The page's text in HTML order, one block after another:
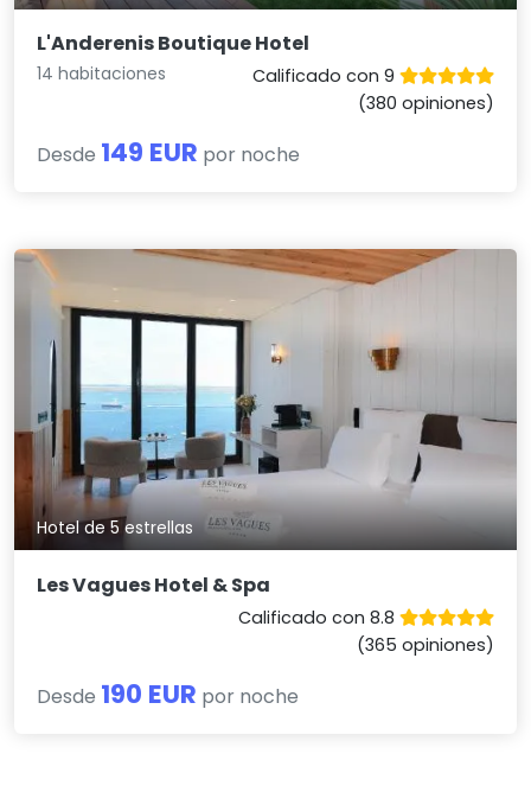
L'Anderenis Boutique Hotel
14 habitaciones
Calificado con 9
(380 opiniones)
Desde 149 EUR por noche
Hotel de 5 estrellas
Les Vagues Hotel & Spa
Calificado con 8.8
(365 opiniones)
Desde 190 EUR por noche